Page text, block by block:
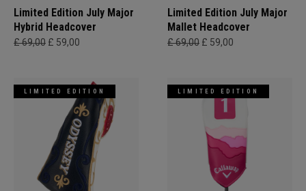
Limited Edition July Major
Hybrid Headcover
£ 69,00 £ 59,00
Limited Edition July Major
Mallet Headcover
£ 69,00 £ 59,00
LIMITED EDITION LIMITED EDITION